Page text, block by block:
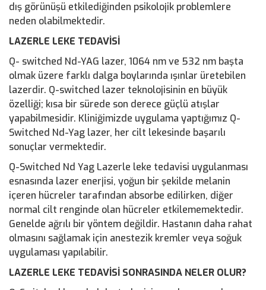
dış görünüşü etkilediğinden psikolojik problemlere
neden olabilmektedir.
LAZERLE LEKE TEDAVİSİ
Q- switched Nd-YAG lazer, 1064 nm ve 532 nm başta
olmak üzere farklı dalga boylarında ışınlar üretebilen
lazerdir. Q-switched lazer teknolojisinin en büyük
özelliği; kısa bir sürede son derece güçlü atışlar
yapabilmesidir. Kliniğimizde uygulama yaptığımız Q-
Switched Nd-Yag lazer, her cilt lekesinde başarılı
sonuçlar vermektedir.
Q-Switched Nd Yag Lazerle leke tedavisi uygulanması
esnasında lazer enerjisi, yoğun bir şekilde melanin
içeren hücreler tarafından absorbe edilirken, diğer
normal cilt renginde olan hücreler etkilememektedir.
Genelde ağrılı bir yöntem değildir. Hastanın daha rahat
olmasını sağlamak için anestezik kremler veya soğuk
uygulaması yapılabilir.
LAZERLE LEKE TEDAVİSİ SONRASINDA NELER OLUR?